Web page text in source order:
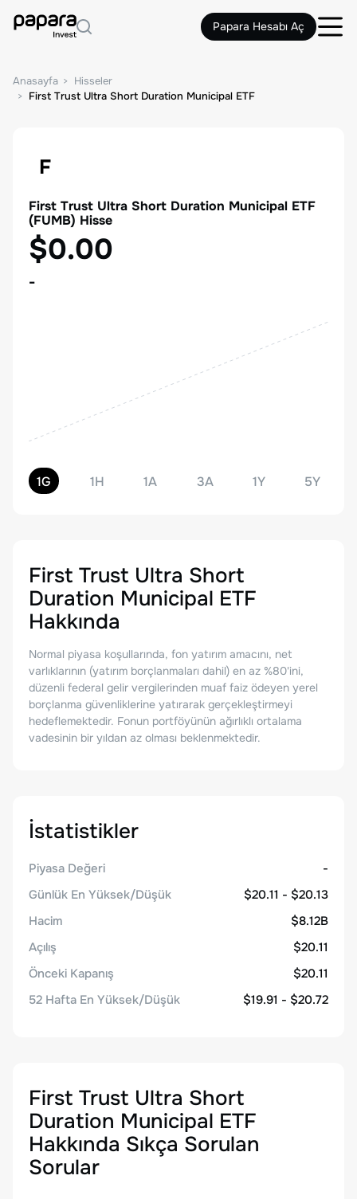
Papara Hesabı Aç
Anasayfa
Hisseler
First Trust Ultra Short Duration Municipal ETF
F
First Trust Ultra Short Duration Municipal ETF
(FUMB) Hisse
$0.00
-
1G 1H 1A 3A 1Y 5Y
First Trust Ultra Short
Duration Municipal ETF
Hakkında
Normal piyasa koşullarında, fon yatırım amacını, net
varlıklarının (yatırım borçlanmaları dahil) en az %80'ini,
düzenli federal gelir vergilerinden muaf faiz ödeyen yerel
borçlanma güvenliklerine yatırarak gerçekleştirmeyi
hedeflemektedir. Fonun portföyünün ağırlıklı ortalama
vadesinin bir yıldan az olması beklenmektedir.
İstatistikler
Piyasa Değeri
-
Günlük En Yüksek/Düşük
$20.11 - $20.13
Hacim
$8.12B
Açılış
$20.11
Önceki Kapanış
$20.11
52 Hafta En Yüksek/Düşük
$19.91 - $20.72
First Trust Ultra Short
Duration Municipal ETF
Hakkında Sıkça Sorulan
Sorular